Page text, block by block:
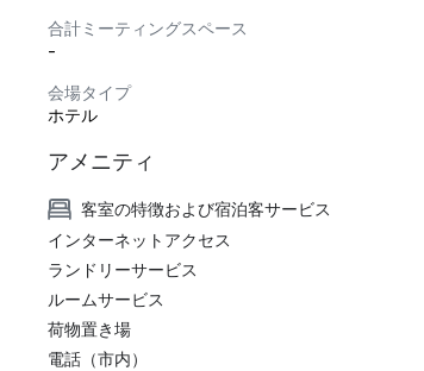
合計ミーティングスペース
-
会場タイプ
ホテル
アメニティ
客室の特徴および宿泊客サービス
インターネットアクセス
ランドリーサービス
ルームサービス
荷物置き場
電話（市内）